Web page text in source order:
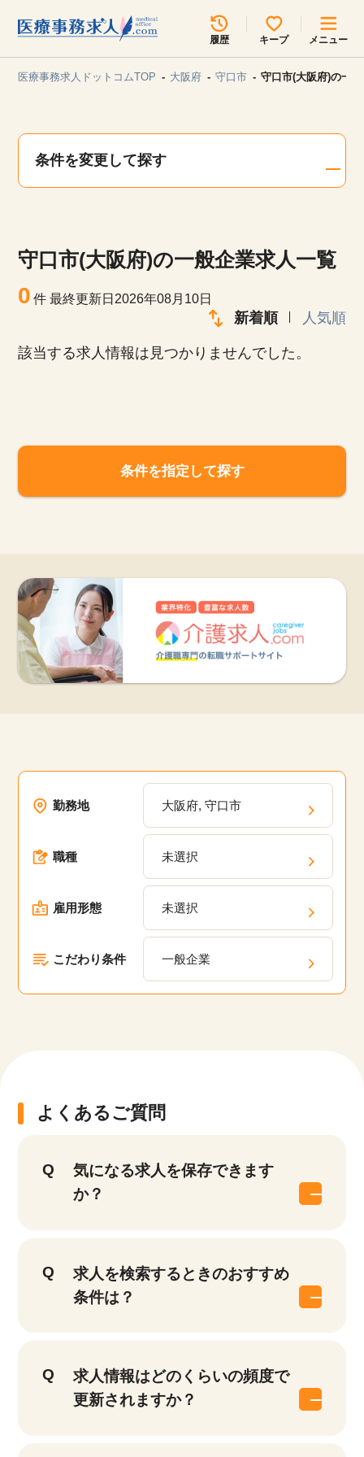
履歴 キープ メニュー
見学会・イベント情報
よくあるご質問
運営会社
医療事務求人ドットコムTOP 大阪府 守口市 守口市(大阪府)の一
条件を変更して探す
守口市(大阪府)の一般企業求人一覧
0 件最終更新日2026年08月10日
新着順 人気順
該当する求人情報は見つかりませんでした。
条件を指定して探す
勤務地 大阪府, 守口市
職種 未選択
雇用形態 未選択
こだわり条件 一般企業
よくあるご質問
気になる求人を保存できます
か？
求人を検索するときのおすすめ
条件は？
求人情報はどのくらいの頻度で
更新されますか？
所在地のエリアを選択してください
各支店担当よりご連絡させていただきます。
関東
甲信越・北陸 中国・四国